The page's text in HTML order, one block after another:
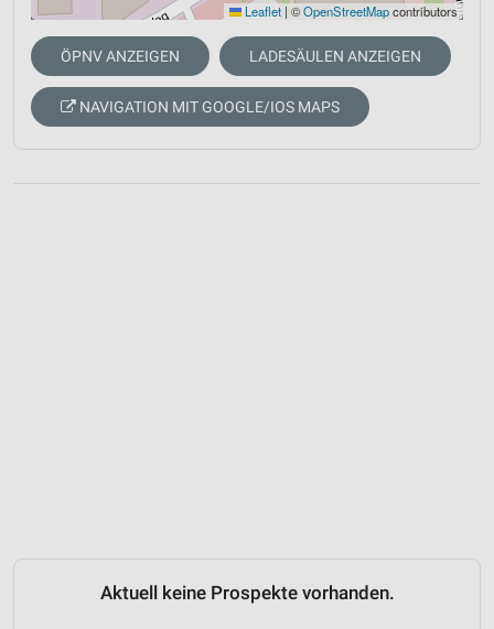
Leaflet | ©OpenStreetMapcontributors
ÖPNV ANZEIGEN LADESÄULEN ANZEIGEN
NAVIGATION MIT GOOGLE/IOS MAPS
Aktuell keine Prospekte vorhanden.